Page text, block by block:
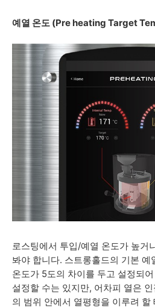
예열 온도 (Pre heating Target
로스팅에서 투입/예열 온도가 높거
봐야 합니다. 스트롱홀드의 기본
온도가 5도의 차이를 두고 설정되
설정할 수는 있지만, 어차피 열은
의 범위 안에서 열평형을 이루려 할